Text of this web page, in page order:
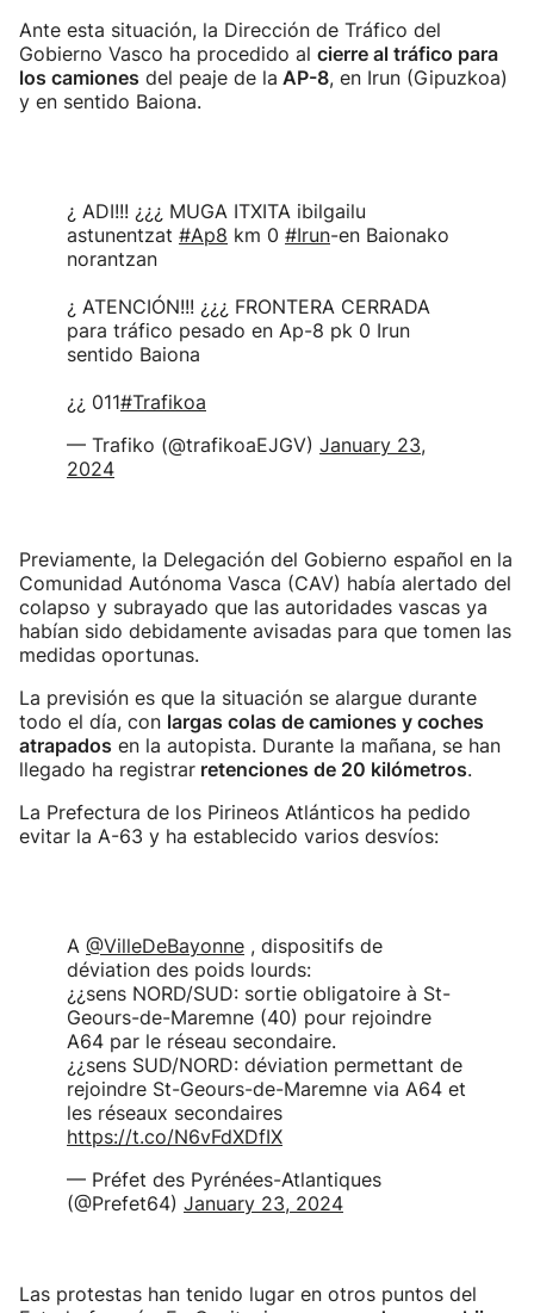
Ante esta situación, la Dirección de Tráfico del
Gobierno Vasco ha procedido al cierre al tráfico para
los camiones del peaje de la AP-8, en Irun (Gipuzkoa)
y en sentido Baiona.
¿ ADI!!! ¿¿¿ MUGA ITXITA ibilgailu
astunentzat #Ap8 km 0 #Irun-en Baionako
norantzan
¿ ATENCIÓN!!! ¿¿¿ FRONTERA CERRADA
para tráfico pesado en Ap-8 pk 0 Irun
sentido Baiona
¿¿ 011#Trafikoa
— Trafiko (@trafikoaEJGV) January 23,
2024
Previamente, la Delegación del Gobierno español en la
Comunidad Autónoma Vasca (CAV) había alertado del
colapso y subrayado que las autoridades vascas ya
habían sido debidamente avisadas para que tomen las
medidas oportunas.
La previsión es que la situación se alargue durante
todo el día, con largas colas de camiones y coches
atrapados en la autopista. Durante la mañana, se han
llegado ha registrar retenciones de 20 kilómetros.
La Prefectura de los Pirineos Atlánticos ha pedido
evitar la A-63 y ha establecido varios desvíos:
A @VilleDeBayonne , dispositifs de
déviation des poids lourds:
¿¿sens NORD/SUD: sortie obligatoire à St-
Geours-de-Maremne (40) pour rejoindre
A64 par le réseau secondaire.
¿¿sens SUD/NORD: déviation permettant de
rejoindre St-Geours-de-Maremne via A64 et
les réseaux secondaires
https://t.co/N6vFdXDfIX
— Préfet des Pyrénées-Atlantiques
(@Prefet64) January 23, 2024
Las protestas han tenido lugar en otros puntos del